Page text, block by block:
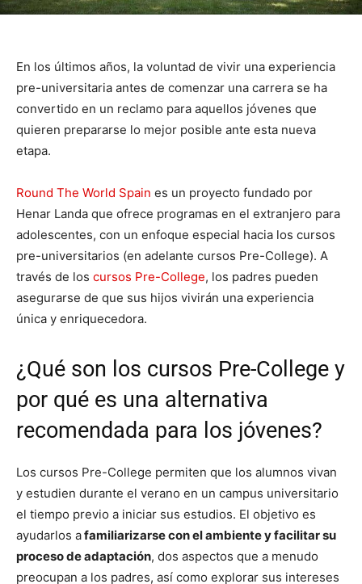
En los últimos años, la voluntad de vivir una experiencia
pre-universitaria antes de comenzar una carrera se ha
convertido en un reclamo para aquellos jóvenes que
quieren prepararse lo mejor posible ante esta nueva
etapa.
Round The World Spain es un proyecto fundado por
Henar Landa que ofrece programas en el extranjero para
adolescentes, con un enfoque especial hacia los cursos
pre-universitarios (en adelante cursos Pre-College). A
través de los cursos Pre-College, los padres pueden
asegurarse de que sus hijos vivirán una experiencia
única y enriquecedora.
¿Qué son los cursos Pre-College y
por qué es una alternativa
recomendada para los jóvenes?
Los cursos Pre-College permiten que los alumnos vivan
y estudien durante el verano en un campus universitario
el tiempo previo a iniciar sus estudios. El objetivo es
ayudarlos afamiliarizarse con el ambiente y facilitar su
proceso de adaptación, dos aspectos que a menudo
preocupan a los padres, así como explorar sus intereses